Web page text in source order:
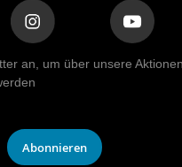
an, um über unsere
Abonnieren